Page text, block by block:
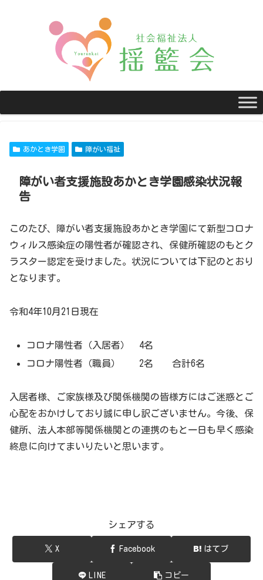
あかとき学園 障がい福祉
障がい者支援施設あかとき学園感染状況報
告
このたび、障がい者支援施設あかとき学園にて新型コロナ
ウィルス感染症の陽性者が確認され、保健所確認のもとク
ラスター認定を受けました。状況については下記のとおり
となります。
令和4年10月21日現在
コロナ陽性者（入居者） 4名
コロナ陽性者（職員） 2名 合計6名
入居者様、ご家族様及び関係機関の皆様方にはご迷惑とご
心配をおかけしており誠に申し訳ございません。今後、保
健所、法人本部等関係機関との連携のもと一日も早く感染
終息に向けてまいりたいと思います。
シェアする
X Facebook はてブ
LINE コピー